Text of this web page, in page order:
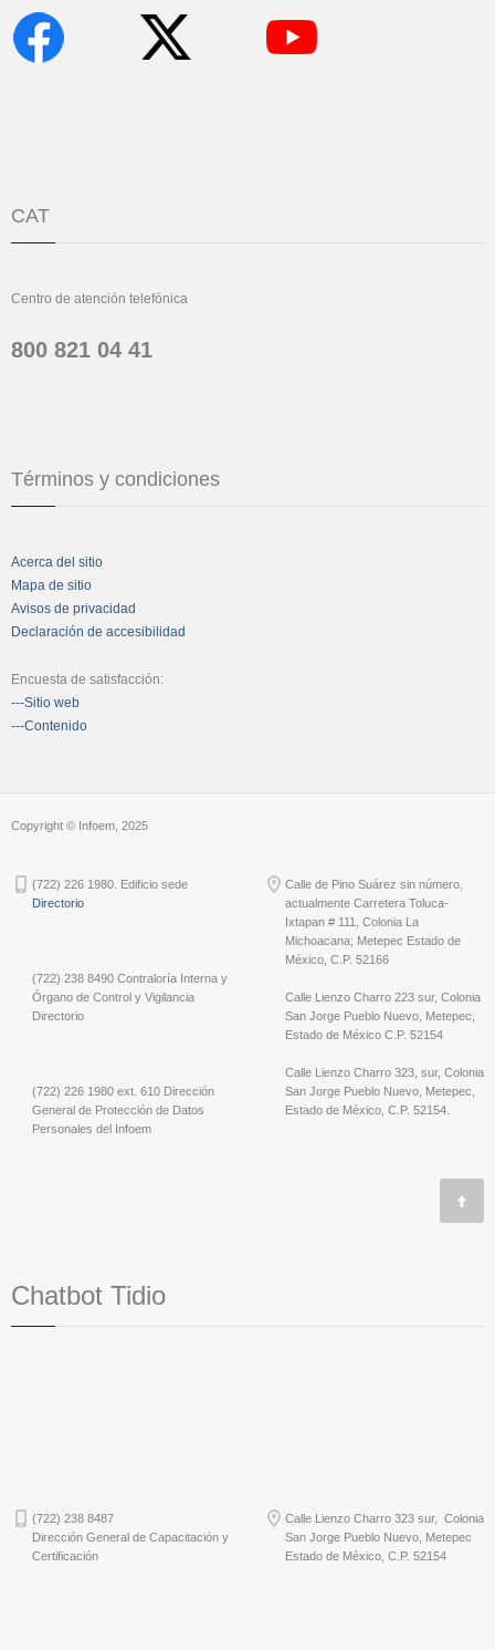
CAT
Centro de atención telefónica
800 821 04 41
Términos y condiciones
Acerca del sitio
Mapa de sitio
Avisos de privacidad
Declaración de accesibilidad
Encuesta de satisfacción:
---Sitio web
---Contenido
Copyright © Infoem, 2025
(722) 226 1980. Edificio sede
Directorio
(722) 238 8490 Contraloría Interna y
Órgano de Control y Vigilancia
Directorio
(722) 226 1980 ext. 610 Dirección
General de Protección de Datos
Personales del Infoem
Calle de Pino Suárez sin número,
actualmente Carretera Toluca-
Ixtapan # 111, Colonia La
Michoacana; Metepec Estado de
México, C.P. 52166
Calle Lienzo Charro 223 sur, Colonia
San Jorge Pueblo Nuevo, Metepec,
Estado de México C.P. 52154
Calle Lienzo Charro 323, sur, Colonia
San Jorge Pueblo Nuevo, Metepec,
Estado de México, C.P. 52154.
Chatbot Tidio
(722) 238 8487
Dirección General de Capacitación y
Certificación
Calle Lienzo Charro 323 sur, Colonia
San Jorge Pueblo Nuevo, Metepec
Estado de México, C.P. 52154